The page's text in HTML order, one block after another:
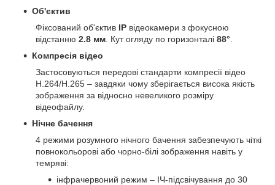
Об'єктив
Фіксований об'єктив IP відеокамери з фокусною
відстанню 2.8 мм . Кут огляду по горизонталі 88°
Компресія відео
Застосовуються передові стандарти компресії відео
H.264/H.265 – завдяки чому зберігається висока якість
зображення за відносно невеликого розміру
відеофайлу.
Нічне бачення
4 режими розумного нічного бачення забезпечують чіткі
повнокольорові або чорно-білі зображення навіть у
темряві:
інфрачервоний режим – ІЧ-підсвічування до 30